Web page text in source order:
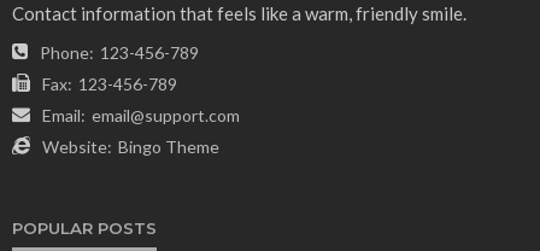
Contact information that feels like a warm, friendly smile.
Phone: 123-456-789
Fax: 123-456-789
Email: email@support.com
Website: Bingo Theme
POPULAR POSTS